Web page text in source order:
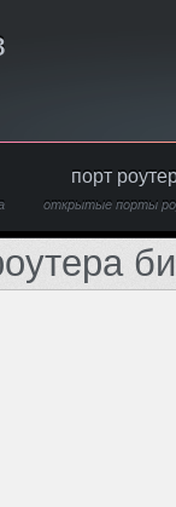
порт
открытые порты